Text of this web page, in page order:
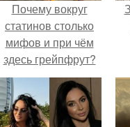
Почему вокруг
статинов столько
мифов и при чём
здесь грейпфрут?